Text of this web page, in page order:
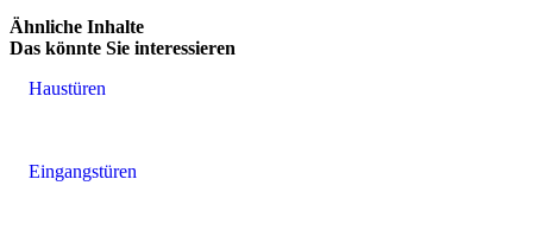
Ähnliche Inhalte
Das könnte Sie interessieren
Haustüren
Eingangstüren